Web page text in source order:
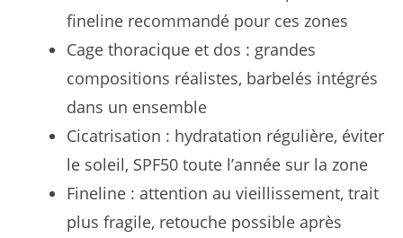
fineline recommandé pour ces zones
Cage thoracique et dos : grandes
compositions réalistes, barbelés intégrés
dans un ensemble
Cicatrisation : hydratation régulière, éviter
le soleil, SPF50 toute l’année sur la zone
Fineline : attention au vieillissement, trait
plus fragile, retouche possible après